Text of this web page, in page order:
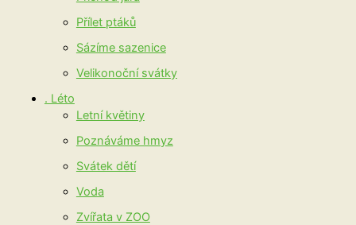
Přílet ptáků
Sázíme sazenice
Velikonoční svátky
. Léto
Letní květiny
Poznáváme hmyz
Svátek dětí
Voda
Zvířata v ZOO